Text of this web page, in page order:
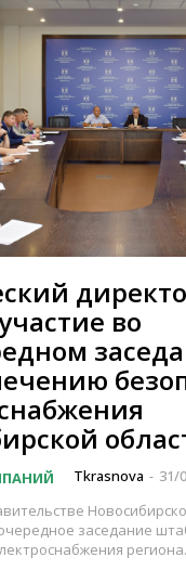
во
Tkrasnova - 31/
заседание
региона.